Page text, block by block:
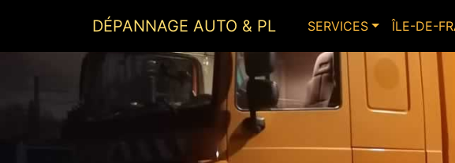
DÉPANNAGE AUTO & PL SERVICES ÎLE-DE-